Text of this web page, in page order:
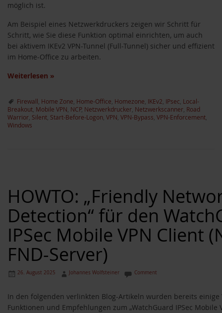
möglich ist.
Am Beispiel eines Netzwerkdruckers zeigen wir Schritt für
Schritt, wie Sie diese Funktion optimal einrichten, um auch
bei aktivem IKEv2 VPN-Tunnel (Full-Tunnel) sicher und effizient
im Home-Office zu arbeiten.
Weiterlesen »
Firewall Home Zone Home-Office Homezone IKEv2 IPsec Local-
Breakout Mobile VPN NCP, Netzwerkdrucker Netzwerkscanner Road
Warrior Silent Start-Before-Logon VPN VPN-Bypass VPN-Enforcement
Windows
HOWTO: „Friendly
Detection“ für den
IPSec Mobile VPN Client
FND-Server)
26. August 2025 Johannes Wolfsteiner Comment
In den folgenden verlinkten Blog-Artikeln wurden bereits einige
Funktionen und Empfehlungen zum „WatchGuard IPSec Mobile